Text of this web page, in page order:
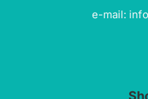
e-mail: